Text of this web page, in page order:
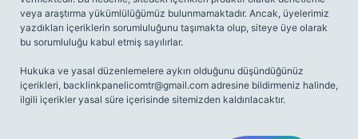
veya araştırma yükümlülüğümüz bulunmamaktadır. Ancak, üyelerimiz
yazdıkları içeriklerin sorumluluğunu taşımakta olup, siteye üye olarak
bu sorumluluğu kabul etmiş sayılırlar.
Hukuka ve yasal düzenlemelere aykırı olduğunu düşündüğünüz
içerikleri, backlinkpanelicomtr@gmail.com adresine bildirmeniz halinde,
ilgili içerikler yasal süre içerisinde sitemizden kaldırılacaktır.